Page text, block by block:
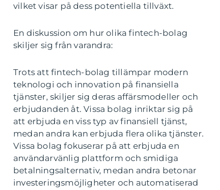
vilket visar på dess potentiella tillväxt.
En diskussion om hur olika fintech-bolag
skiljer sig från varandra:
Trots att fintech-bolag tillämpar modern
teknologi och innovation på finansiella
tjänster, skiljer sig deras affärsmodeller och
erbjudanden åt. Vissa bolag inriktar sig på
att erbjuda en viss typ av finansiell tjänst,
medan andra kan erbjuda flera olika tjänster.
Vissa bolag fokuserar på att erbjuda en
användarvänlig plattform och smidiga
betalningsalternativ, medan andra betonar
investeringsmöjligheter och automatiserad